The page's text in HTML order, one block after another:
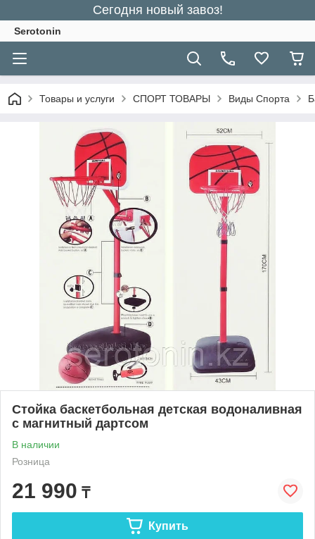
Сегодня новый завоз!
Serotonin
Товары и услуги СПОРТ ТОВАРЫ Виды Спорта
Стойка баскетбольная детская водоналивная
с магнитный дартсом
В наличии
Розница
21 990 ₸
Купить